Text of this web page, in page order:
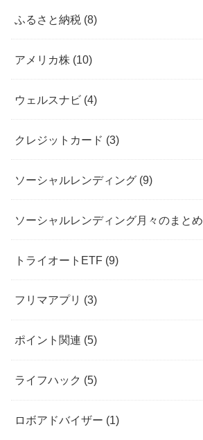
ふるさと納税 (8)
アメリカ株 (10)
ウェルスナビ (4)
クレジットカード (3)
ソーシャルレンディング (9)
ソーシャルレンディング月々のまとめ
トライオートETF (9)
フリマアプリ (3)
ポイント関連 (5)
ライフハック (5)
ロボアドバイザー (1)